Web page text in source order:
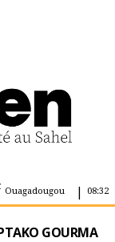
Ouagadougou | 08:32
GOURMA